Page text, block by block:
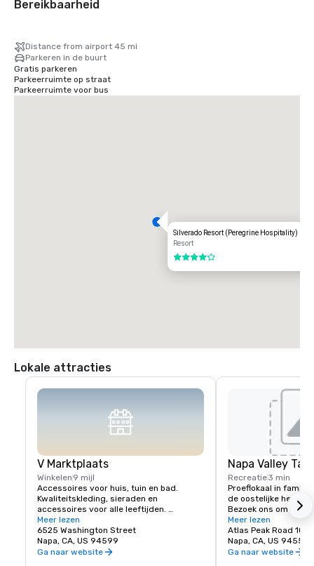
Bereikbaarheid
Distance from airport 45 mi
Parkeren in de buurt
Gratis parkeren
Parkeerruimte op straat
Parkeerruimte voor bus
Silverado Resort (Peregrine Hospitality)
Resort
4 van 5
Lokale attracties
V Marktplaats
Winkelen 9 mijl
Accessoires voor huis, tuin en bad.
Kwaliteitskleding, sieraden en
accessoires voor alle leeftijden.
Beeldende kunst, gastronomische
gerechten, chocolaatjes, wijnen en
wijnproeverijen. Romantische cadeaus
en verzamelobjecten uit Napa Valley en
Meer lezen
6525 Washington Street
Napa, CA, US 94599
Ga naar website
Napa Valley
Recreatie3 min
Proeflokaal in
de oostelijke heuvels
Bezoek ons om
38°- en Tetra-
Meer lezen
Atlas Peak Road 1021
Napa, CA, US 94559
Ga naar website